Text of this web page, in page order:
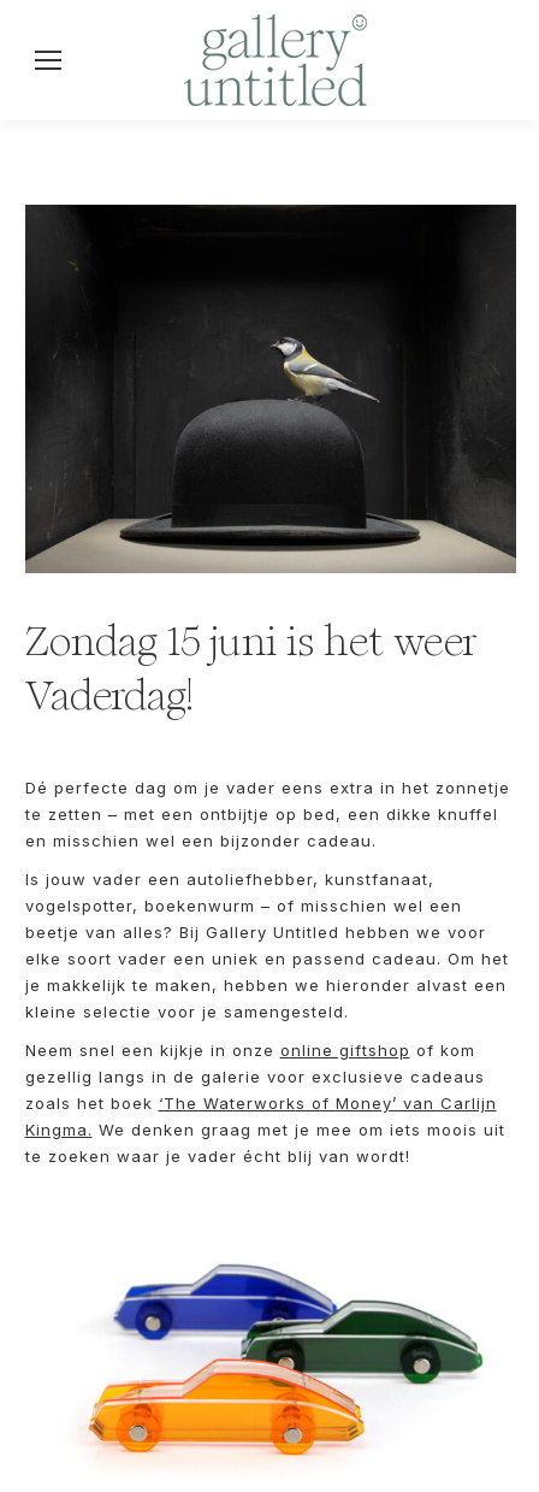
Zondag 15 juni is het weer
Vaderdag!
Dé perfecte dag om je vader eens extra in het zonnetje
te zetten – met een ontbijtje op bed, een dikke knuffel
en misschien wel een bijzonder cadeau.
Is jouw vader een autoliefhebber, kunstfanaat,
vogelspotter, boekenwurm – of misschien wel een
beetje van alles? Bij Gallery Untitled hebben we voor
elke soort vader een uniek en passend cadeau. Om het
je makkelijk te maken, hebben we hieronder alvast een
kleine selectie voor je samengesteld.
Neem snel een kijkje in onze online giftshop of kom
gezellig langs in de galerie voor exclusieve cadeaus
zoals het boek ‘The Waterworks of Money’ van Carlijn
Kingma. We denken graag met je mee om iets moois uit
te zoeken waar je vader écht blij van wordt!